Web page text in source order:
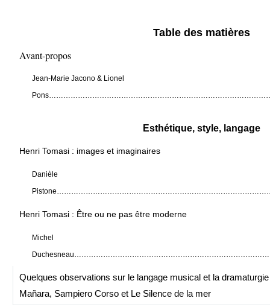
Table des matières
Avant-propos
Jean-Marie Jacono & Lionel
Esthétique, style, langage
Henri Tomasi : images et imaginaires
Danièle
Henri Tomasi : Être ou ne pas être moderne
Michel
Quelques observations sur le langage musical et la
Mañara, Sampiero Corso et Le Silence de la mer